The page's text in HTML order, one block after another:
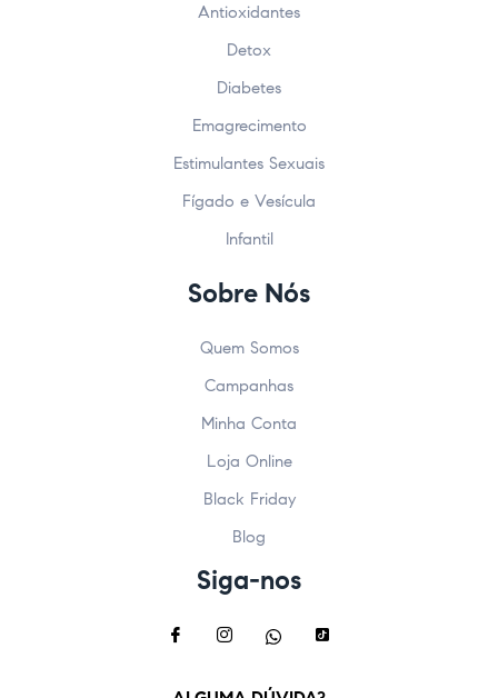
Antioxidantes
Detox
Diabetes
Emagrecimento
Estimulantes Sexuais
Fígado e Vesícula
Infantil
Sobre Nós
Quem Somos
Campanhas
Minha Conta
Loja Online
Black Friday
Blog
Siga-nos